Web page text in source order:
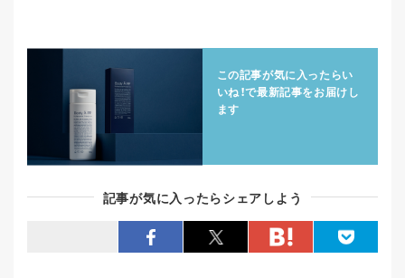
この記事が気に入ったらい
いね！で最新記事をお届けし
ます
記事が気に入ったらシェアしよう